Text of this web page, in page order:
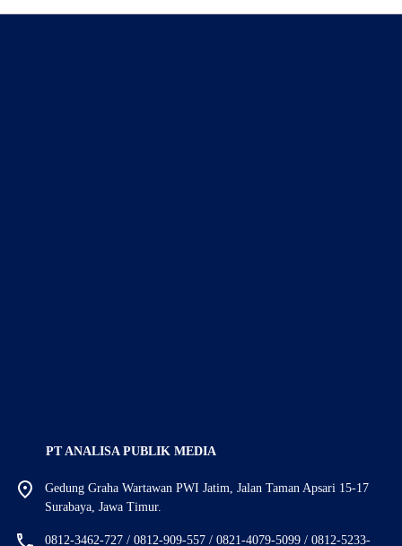
PT ANALISA PUBLIK MEDIA
Gedung Graha Wartawan PWI Jatim, Jalan Taman Apsari 15-17
Surabaya, Jawa Timur.
0812-3462-727 / 0812-909-557 / 0821-4079-5099 / 0812-5233-